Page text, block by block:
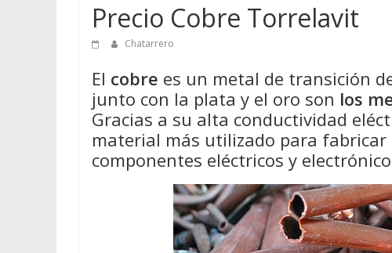
Precio Cobre Torrelavit
Chatarrero
El cobre es un metal de transición
junto con la plata y el oro son los
Gracias a su alta conductividad
material más utilizado para fabricar
componentes eléctricos y